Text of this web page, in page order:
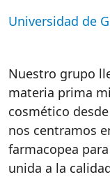
Universidad de
Nuestro grupo
materia prima
cosmético
nos centramos
farmacopea
unida a la